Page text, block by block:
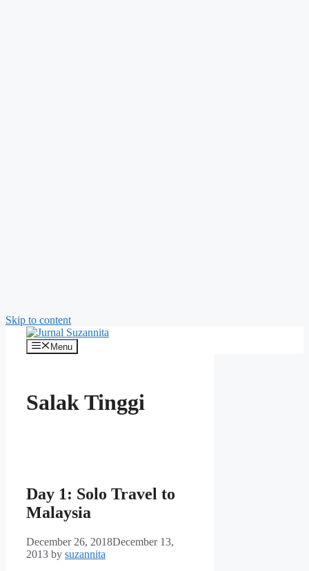
Skip to content
Menu
Salak Tinggi
Day 1: Solo Travel to
Malaysia
December 26, 2018December 13,
2013 by suzannita